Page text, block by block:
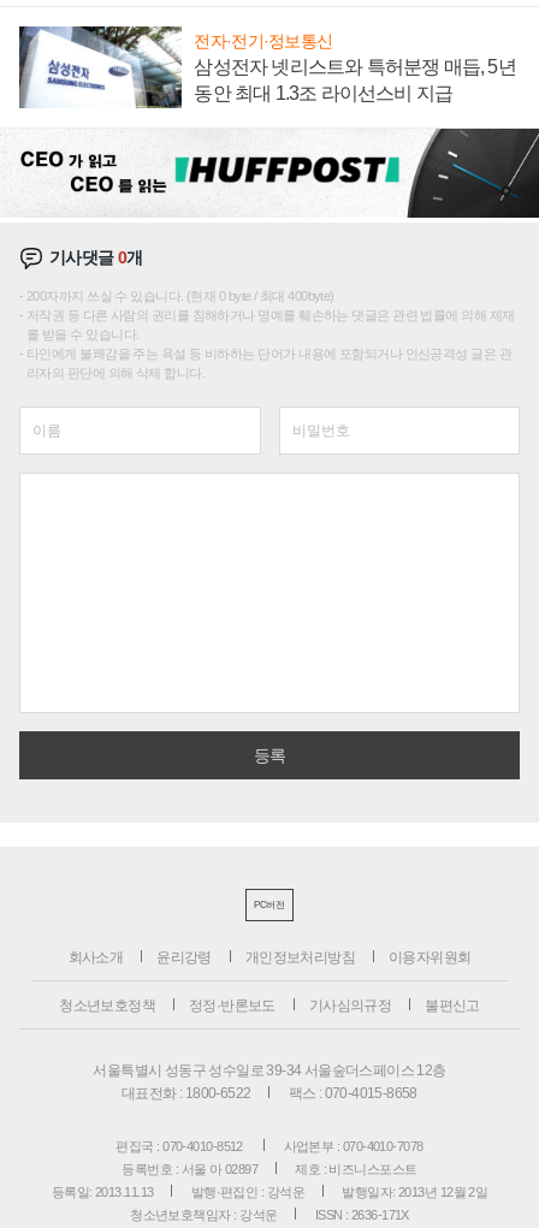
전자·전기·정보통신
삼성전자 넷리스트와 특허분쟁 매듭, 5년
동안 최대 1.3조 라이선스비 지급
기사댓글0개
200자까지 쓰실 수 있습니다. (현재 0 byte / 최대 400byte)
저작권 등 다른 사람의 권리를 침해하거나 명예를 훼손하는 댓글은 관련 법률에 의해 제재
를 받을 수 있습니다.
타인에게 불쾌감을 주는 욕설 등 비하하는 단어가 내용에 포함되거나 인신공격성 글은 관
리자의 판단에 의해 삭제 합니다.
PC버전
회사소개 윤리강령 개인정보처리방침 이용자위원회
청소년보호정책 정정·반론보도 기사심의규정 불편신고
서울특별시 성동구 성수일로 39-34 서울숲더스페이스 12층
대표전화 : 1800-6522
팩스 : 070-4015-8658
편집국 : 070-4010-8512
사업본부 : 070-4010-7078
등록번호 : 서울 아 02897
제호 : 비즈니스포스트
등록일: 2013.11.13
발행·편집인 : 강석운
발행일자: 2013년 12월 2일
청소년보호책임자 : 강석운
ISSN : 2636-171X